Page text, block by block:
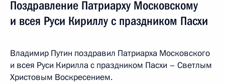
Поздравление Патриарху Московскому
и всея Руси Кириллу с праздником Пасхи
Владимир Путин поздравил Патриарха Московского
и всея Руси Кирилла с праздником Пасхи – Светлым
Христовым Воскресением.